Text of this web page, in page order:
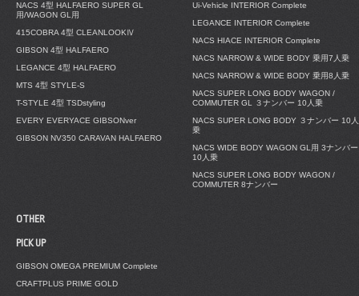
NACS 4型 HALFAERO SUPER GL
用/WAGON GL用
415COBRA 4型 CLEANLOOKⅣ
GIBSON 4型 HALFAERO
LEGANCE 4型 HALFAERO
MTS 4型 STYLE-S
T-STYLE 4型 TSDstyling
EVERY EVERYACE GIBSONver
GIBSON NV350 CARAVAN HALFAERO
Ui-Vehicle INTERIOR Complete
LEGANCE INTERIOR Complete
NACS HIACE INTERIOR Complete
NACS NARROW & WIDE BODY 乗用7人乗
NACS NARROW & WIDE BODY 乗用8人乗
NACS SUPER LONG BODY WAGON /
COMMUTER GL ３ナンバー 10人乗
NACS SUPER LONG BODY ３ナンバー 10人
乗
NACS WIDE BODY WAGON GL用 3ナンバー
10人乗
NACS SUPER LONG BODY WAGON /
COMMUTER 8ナンバー
OTHER
PICK UP
GIBSON OMEGA PREMIUM Complete
CRAFTPLUS PRIME GOLD